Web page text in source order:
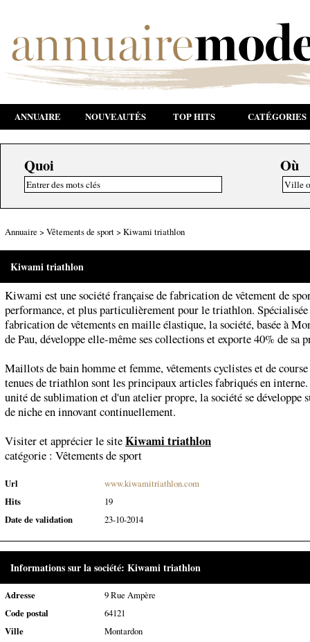
ANNUAIRE NOUVEAUTÉS TOP HITS CATÉGORIES
Quoi Où
Annuaire > Vêtements de sport> Kiwami triathlon
Kiwami triathlon
Kiwami est une société française de fabrication de vêtement de
performance, et plus particulièrement pour le triathlon. Spécialisée
fabrication de vêtements en maille élastique, la société, basée à
de Pau, développe elle-même ses collections et exporte 40% de sa
Maillots de bain homme et femme, vêtements cyclistes et de
tenues de triathlon sont les principaux articles fabriqués en
unité de sublimation et d'un atelier propre, la société se développe
de niche en innovant continuellement.
Visiter et apprécier le siteKiwami triathlon
catégorie : Vêtements de sport
Url
www.kiwamitriathlon.com
Hits
19
Date de validation
23-10-2014
Informations sur la société: Kiwami triathlon
Adresse
9 Rue Ampère
Code postal
64121
Ville
Montardon